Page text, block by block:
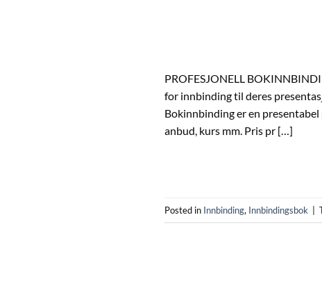
PROFESJONELL
for innbinding til deres
Bokinnbinding er en
anbud, kurs mm. Pris pr […]
Posted in Innbinding, Innbindingsbok |